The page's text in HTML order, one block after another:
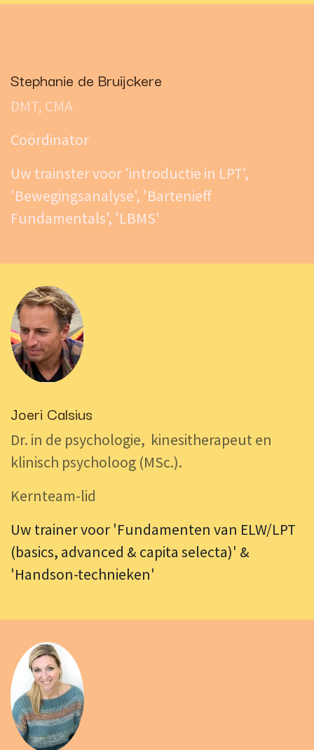
Stephanie de Bruijckere
DMT, CMA
Coördinator
Uw trainster voor 'introductie in LPT',
'Bewegingsanalyse', 'Bartenieff
Fundamentals', 'LBMS'
Joeri Calsius
Dr. in de psychologie, kinesitherapeut en
klinisch psycholoog (MSc.).
Kernteam-lid
Uw trainer voor 'Fundamenten van ELW/LPT
(basics, advanced & capita selecta)' &
'Handson-technieken'